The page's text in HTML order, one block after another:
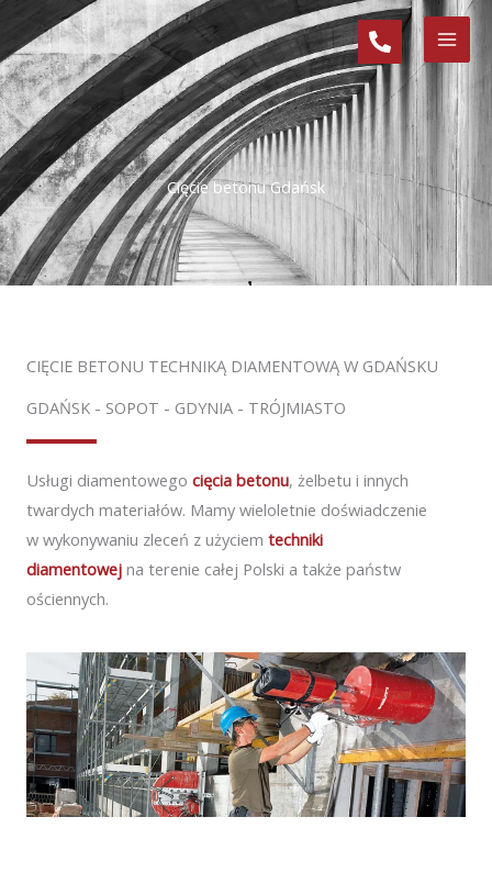
treści
Cięcie betonu Gdańsk
CIĘCIE BETONU TECHNIKĄ DIAMENTOWĄ W GDAŃSKU
GDAŃSK - SOPOT - GDYNIA - TRÓJMIASTO
Usługi diamentowego cięcia betonu, żelbetu i innych
twardych materiałów. Mamy wieloletnie doświadczenie
w wykonywaniu zleceń z użyciem techniki
diamentowej na terenie całej Polski a także państw
ościennych.